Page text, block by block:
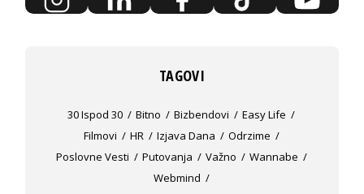
TAGOVI
30 Ispod 30 Bitno Bizbendovi
Easy Life
Filmovi
HR Izjava Dana
Odrzime
Poslovne Vesti
Putovanja Važno
Wannabe
Webmind